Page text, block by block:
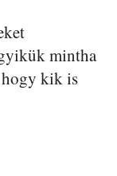
mintha
hogy kik is